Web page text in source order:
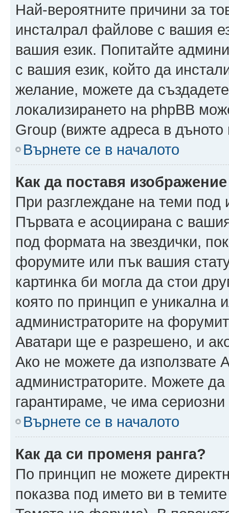
Най-вероятните причини за
инсталрал файлове с вашия
вашия език. Попитайте
с вашия език, който да
желание, можете да
локализирането на phpBB
Group (вижте адреса в дъното
Върнете се в началото
Как да поставя
При разглеждане на теми под
Първата е асоциирана с
под формата на звездички,
форумите или пък вашия
картинка би могла да стои
която по принцип е уникална
администраторите на
Аватари ще е разрешено, и
Ако не можете да използвате
администраторите. Можете да
гарантираме, че има сериозни
Върнете се в началото
Как да си променя ранга?
По принцип не можете
показва под името ви в